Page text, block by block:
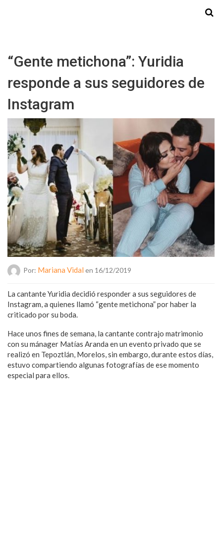
“Gente metichona”: Yuridia
responde a sus seguidores de
Instagram
Por: Mariana Vidal en 16/12/2019
La cantante Yuridia decidió responder a sus seguidores de
Instagram, a quienes llamó “gente metichona” por haber la
criticado por su boda.
Hace unos fines de semana, la cantante contrajo matrimonio
con su mánager Matías Aranda en un evento privado que se
realizó en Tepoztlán, Morelos, sin embargo, durante estos días,
estuvo compartiendo algunas fotografías de ese momento
especial para ellos.